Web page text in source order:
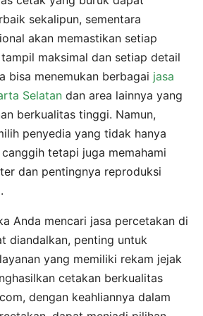
sekalipun, sementara
akan memastikan setiap
maksimal dan setiap detail
bisa menemukan berbagai jasa
Selatan dan area lainnya yang
berkualitas tinggi. Namun,
penyedia yang tidak hanya
tetapi juga memahami
dan pentingnya reproduksi
Anda mencari jasa percetakan di
diandalkan, penting untuk
yang memiliki rekam jejak
cetakan berkualitas
dengan keahliannya dalam